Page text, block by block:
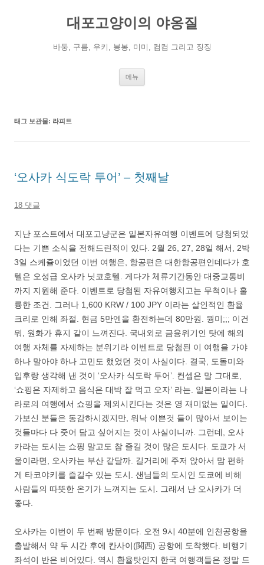
대포고양이의 야옹질
바둥, 구름, 우키, 봉봉, 미미, 컴컴 그리고 징징
메뉴
태그 보관물: 라피트
‘오사카 식도락 투어’ – 첫째날
18 댓글
지난 포스트에서 대포고냥군은 일본자유여행 이벤트에 당첨되었
다는 기쁜 소식을 전해드린적이 있다. 2월 26, 27, 28일 해서, 2박
3일 스케쥴이었던 이번 여행은, 항공편은 대한항공편인데다가 호
텔은 오성급 오사카 닛코호텔. 게다가 체류기간동안 대중교통비
까지 지원해 준다. 이벤트로 당첨된 자유여행치고는 무척이나 훌
륭한 조건. 그러나 1,600 KRW / 100 JPY 이라는 살인적인 환율
크리로 인해 좌절. 현금 5만엔을 환전하는데 80만원. 뭥미;;; 이건
뭐, 원화가 휴지 같이 느껴진다. 국내외로 금융위기인 탓에 해외
여행 자체를 자제하는 분위기라 이벤트로 당첨된 이 여행을 가야
하나 말아야 하나 고민도 했었던 것이 사실이다. 결국, 도돌미와
입후랑 생각해 낸 것이 ‘오사카 식도락 투어’. 컨셉은 말 그대로,
‘쇼핑은 자제하고 음식은 대박 잘 먹고 오자’ 라는. 일본이라는 나
라로의 여행에서 쇼핑을 제외시킨다는 것은 영 재미없는 일이다.
가보신 분들은 동감하시겠지만, 워낙 이쁜것 들이 많아서 보이는
것들마다 다 줏어 담고 싶어지는 것이 사실이니까. 그런데, 오사
카라는 도시는 쇼핑 말고도 참 즐길 것이 많은 도시다. 도쿄가 서
울이라면, 오사카는 부산 같달까. 길거리에 주저 앉아서 맘 편하
게 타코야키를 즐길수 있는 도시. 샌님들의 도시인 도쿄에 비해
사람들의 따뜻한 온기가 느껴지는 도시. 그래서 난 오사카가 더
좋다.
오사카는 이번이 두 번째 방문이다. 오전 9시 40분에 인천공항을
출발해서 약 두 시간 후에 칸사이(関西) 공항에 도착했다. 비행기
좌석이 반은 비어있다. 역시 환율탓인지 한국 여행객들은 정말 드